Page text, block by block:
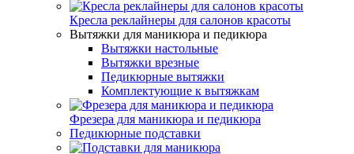
Кресла реклайнеры для салонов красоты
Вытяжки для маникюра и педикюра
Вытяжки настольные
Вытяжки врезные
Педикюрные вытяжки
Комплектующие к вытяжкам
Фрезера для маникюра и педикюра
Педикюрные подставки